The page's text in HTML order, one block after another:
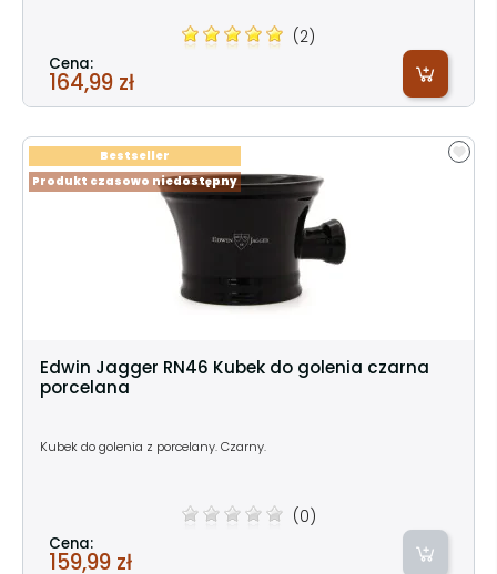
(2)
Cena:
164,99 zł
Edwin Jagger RN46 Kubek do golenia czarna
porcelana
Kubek do golenia z porcelany. Czarny.
(0)
Cena:
159,99 zł
Produkt czasowo niedostępny
Bestseller